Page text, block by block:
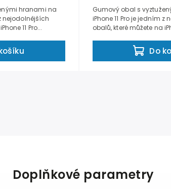
hranami na
nejodolnějších
11 Pro...
Do
Gumový obal s
iPhone 11 Pro je jedním
obalů, které můžete na
Doplňkové parametry